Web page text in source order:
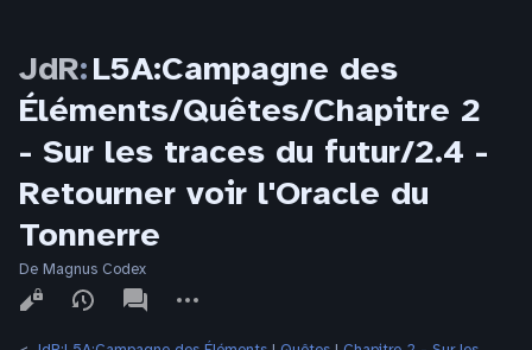
JdR:L5A:Campagne des
Éléments/Quêtes/Chapitre 2
- Sur les traces du futur/2.4 -
Retourner voir l'Oracle du
Tonnerre
De Magnus Codex
Affichages
associated-
pages
actions